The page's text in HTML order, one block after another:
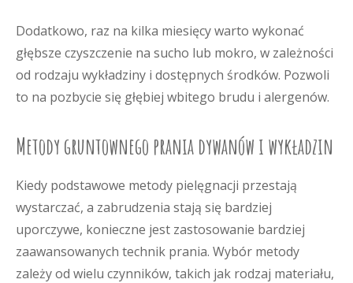
Dodatkowo, raz na kilka miesięcy warto wykonać
głębsze czyszczenie na sucho lub mokro, w zależności
od rodzaju wykładziny i dostępnych środków. Pozwoli
to na pozbycie się głębiej wbitego brudu i alergenów.
Metody gruntownego prania dywanów i wykładzin
Kiedy podstawowe metody pielęgnacji przestają
wystarczać, a zabrudzenia stają się bardziej
uporczywe, konieczne jest zastosowanie bardziej
zaawansowanych technik prania. Wybór metody
zależy od wielu czynników, takich jak rodzaj materiału,